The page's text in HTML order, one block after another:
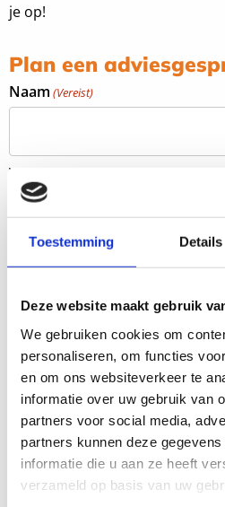
Toestemming Details
Deze website maakt gebruik
We gebruiken cookies om
personaliseren, om functies
en om ons websiteverkeer te
informatie over uw gebruik van
partners voor social media,
partners kunnen deze
informatie die u aan ze heeft
verzameld op basis van uw
je op!
Plan een
Naam (Vereist)
Voornaam
Datum voor adviesgesprek
MM
slash
DD
slash
JJJJ
Tijd(Vereist)
Uren Minuten
Vakgebied (Vereist)